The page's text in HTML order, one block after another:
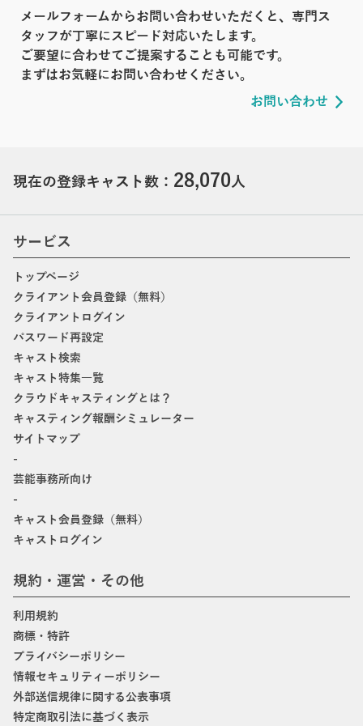
メールフォームからお問い合わせいただくと、専門ス
タッフが丁寧にスピード対応いたします。
ご要望に合わせてご提案することも可能です。
まずはお気軽にお問い合わせください。
お問い合わせ
現在の登録キャスト数： 28,070人
サービス
トップページ
クライアント会員登録（無料）
クライアントログイン
パスワード再設定
キャスト検索
キャスト特集一覧
クラウドキャスティングとは？
キャスティング報酬シミュレーター
サイトマップ
-
芸能事務所向け
-
キャスト会員登録（無料）
キャストログイン
規約・運営・その他
利用規約
商標・特許
プライバシーポリシー
情報セキュリティーポリシー
外部送信規律に関する公表事項
特定商取引法に基づく表示